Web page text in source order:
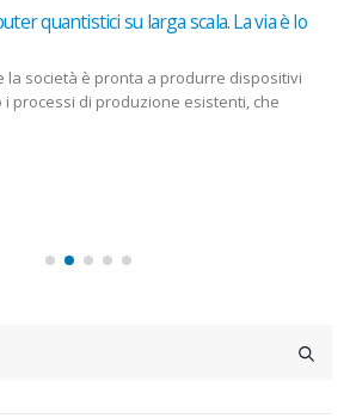
quantistici su larga scala. La via è lo
la società è pronta a produrre dispositivi
processi di produzione esistenti, che